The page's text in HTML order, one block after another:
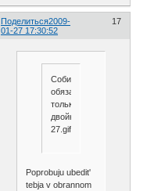
Поделиться 17
2009-
01-27 17:30:52
Собирал,и
обязательно
только
двойной
27.gif
Poprobuju ubedit'
tebja v obrannom